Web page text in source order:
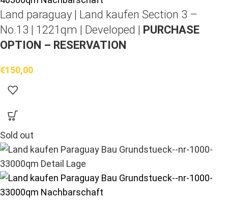
Land paraguay | Land kaufen Section 3 –
No.13 | 1221qm | Developed |
PURCHASE
OPTION – RESERVATION
€150,00
Sold out